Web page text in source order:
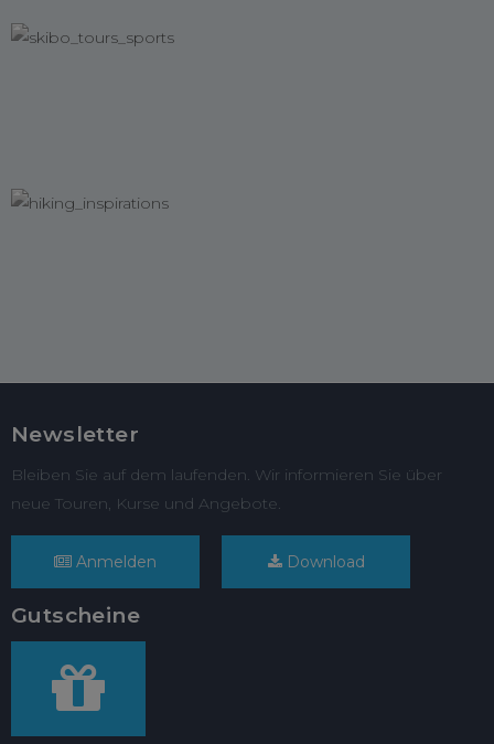
Newsletter
Bleiben Sie auf dem laufenden. Wir informieren Sie über
neue Touren, Kurse und Angebote.
Anmelden Download
Gutscheine